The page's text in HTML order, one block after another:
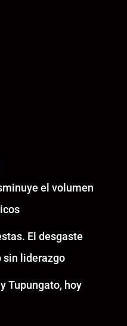
el volumen
El desgaste
sin liderazgo
Tupungato, hoy